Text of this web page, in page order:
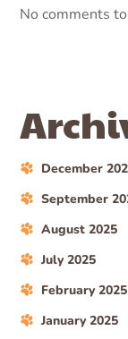
No comments
December
September
August 2025
July 2025
February 2025
January 2025